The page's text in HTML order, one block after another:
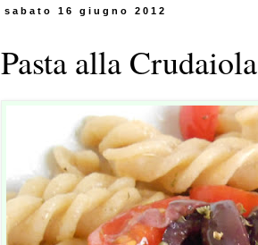
sabato 16 giugno 2012
Pasta alla Crudaiola